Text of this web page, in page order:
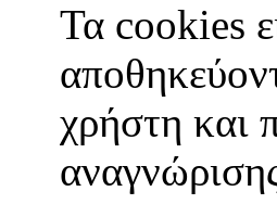
Τα cookies
χρήστη και